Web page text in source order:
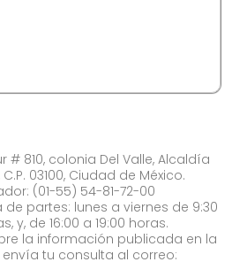
# 810, colonia Del Valle, Alcaldía
03100, Ciudad de México.
(01-55) 54-81-72-00
partes: lunes a viernes de 9:30
y, de 16:00 a 19:00 horas.
la información publicada en la
tu consulta al correo: